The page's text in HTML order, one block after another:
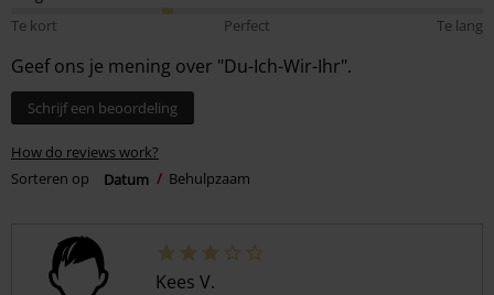
Te kort
Perfect Te lang
Geef ons je mening over "Du-Ich-Wir-Ihr".
Schrijf een beoordeling
How do reviews work?
Sorteren op
Datum Behulpzaam
Kees V.